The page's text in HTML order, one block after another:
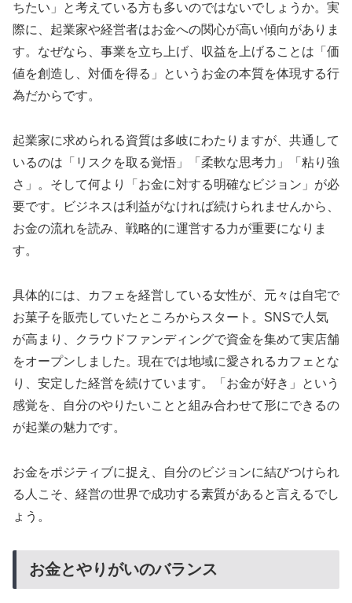
ちたい」と考えている方も多いのではないでしょうか。実
際に、起業家や経営者はお金への関心が高い傾向がありま
す。なぜなら、事業を立ち上げ、収益を上げることは「価
値を創造し、対価を得る」というお金の本質を体現する行
為だからです。
起業家に求められる資質は多岐にわたりますが、共通して
いるのは「リスクを取る覚悟」「柔軟な思考力」「粘り強
さ」。そして何より「お金に対する明確なビジョン」が必
要です。ビジネスは利益がなければ続けられませんから、
お金の流れを読み、戦略的に運営する力が重要になりま
す。
具体的には、カフェを経営している女性が、元々は自宅で
お菓子を販売していたところからスタート。SNSで人気
が高まり、クラウドファンディングで資金を集めて実店舗
をオープンしました。現在では地域に愛されるカフェとな
り、安定した経営を続けています。「お金が好き」という
感覚を、自分のやりたいことと組み合わせて形にできるの
が起業の魅力です。
お金をポジティブに捉え、自分のビジョンに結びつけられ
る人こそ、経営の世界で成功する素質があると言えるでし
ょう。
お金とやりがいのバランス